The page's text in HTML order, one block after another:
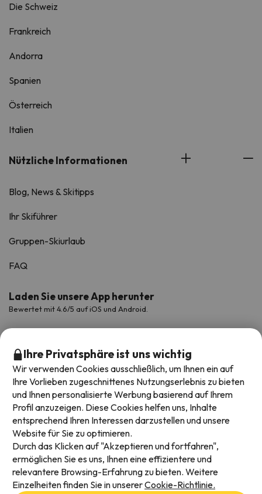
Die Schweiz
Frankreich
Andorra
Spanien
Österreich
Italien
Nützliche Informationen
Blog, News & Skitipps
Ihr Skiführer
Gruppen-Skiurlaub
FAQ
Laden Sie unsere App herunter
Bewertet mit 4.6/5 auf iOS und Android.
Verfügbare Zahlungsarten
Ihre Privatsphäre ist uns wichtig
Wir verwenden Cookies ausschließlich, um Ihnen ein auf
Ihre Vorlieben zugeschnittenes Nutzungserlebnis zu bieten
und Ihnen personalisierte Werbung basierend auf Ihrem
Profil anzuzeigen. Diese Cookies helfen uns, Inhalte
entsprechend Ihren Interessen darzustellen und unsere
Website für Sie zu optimieren.
Durch das Klicken auf "Akzeptieren und fortfahren",
ermöglichen Sie es uns, Ihnen eine effizientere und
relevantere Browsing-Erfahrung zu bieten. Weitere
Einzelheiten finden Sie in unsererCookie-Richtlinie.